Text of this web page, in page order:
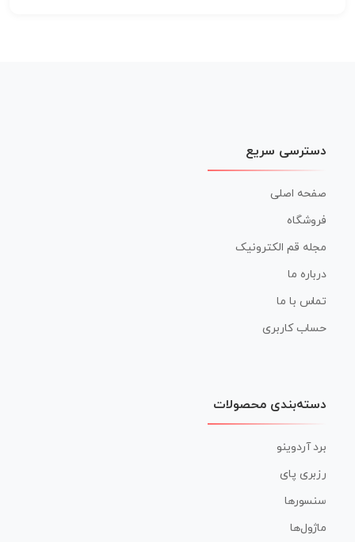
دسترسی سریع
صفحه اصلی
فروشگاه
مجله قم الکترونیک
درباره ما
تماس با ما
حساب کاربری
دسته‌بندی محصولات
برد آردوینو
رزبری پای
سنسورها
ماژول‌ها